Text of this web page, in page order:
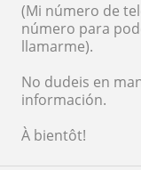
(Mi número de
número para
llamarme).
No dudeis en
información.
À bientôt!